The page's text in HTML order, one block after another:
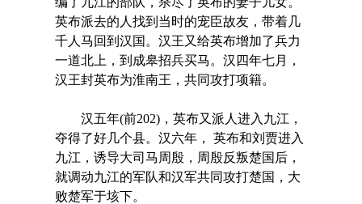
英布派去的人找到当时的宠臣故友，带着几
千人马回到汉国。汉王又给英布增加了兵力
一道北上，到成皋招兵买马。汉四年七月，
汉王封英布为淮南王，共同攻打项籍。
汉五年(前202)，英布又派人进入九江，
夺得了好几个县。汉六年， 英布和刘贾进入
九江，诱导大司马周殷，周殷反叛楚国后，
就调动九江的军队和汉军共同攻打楚国，大
败楚军于垓下。